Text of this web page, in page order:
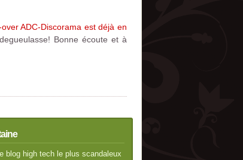
ADC-Discorama est déjà en
Bonne écoute et à
blog high tech le plus scandaleux